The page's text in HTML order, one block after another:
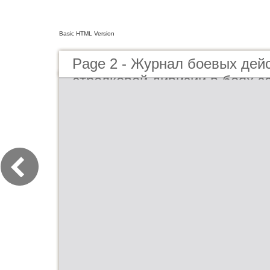
Basic HTML Version
Page 2 - Журнал боевых
стрелковой дивизии в боях